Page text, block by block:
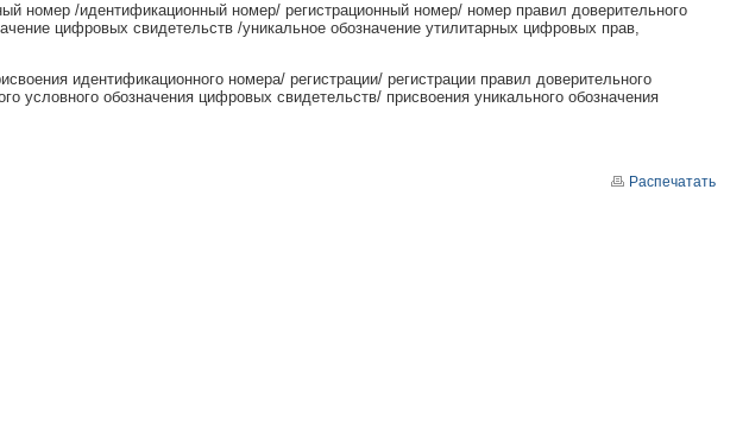
номер /идентификационный номер/ регистрационный номер/ номер правил доверительного
цифровых свидетельств /уникальное обозначение утилитарных цифровых прав,
идентификационного номера/ регистрации/ регистрации правил доверительного
условного обозначения цифровых свидетельств/ присвоения уникального обозначения
Распечатать